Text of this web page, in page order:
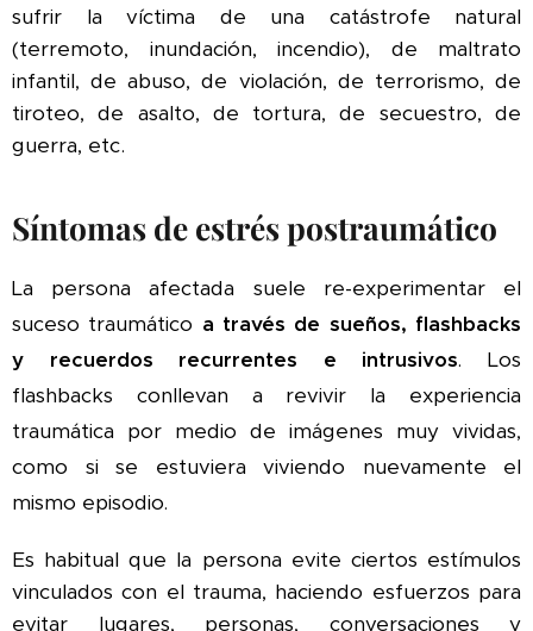
sufrir la víctima de una catástrofe natural
(terremoto, inundación, incendio), de maltrato
infantil, de abuso, de violación, de terrorismo, de
tiroteo, de asalto, de tortura, de secuestro, de
guerra, etc.
Síntomas de estrés postraumático
La persona afectada suele re-experimentar el
suceso traumático a través de sueños, flashbacks
y recuerdos recurrentes e intrusivos. Los
flashbacks conllevan a revivir la experiencia
traumática por medio de imágenes muy vividas,
como si se estuviera viviendo nuevamente el
mismo episodio.
Es habitual que la persona evite ciertos estímulos
vinculados con el trauma, haciendo esfuerzos para
evitar lugares, personas, conversaciones y